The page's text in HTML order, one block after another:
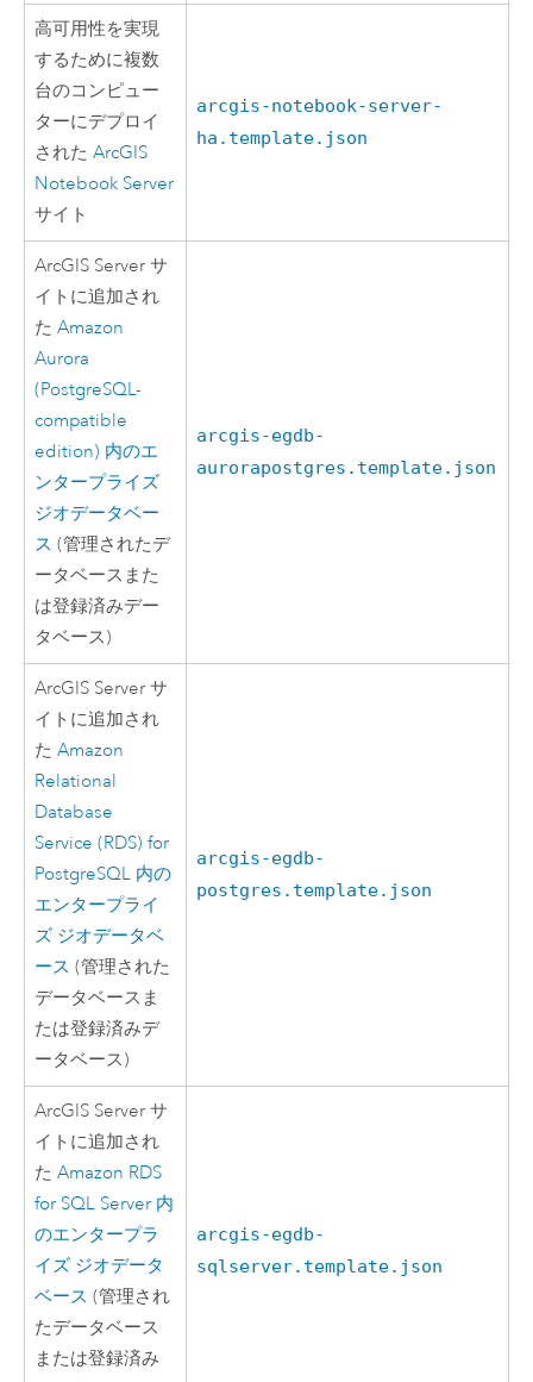
高可用性を実現
するために複数
台のコンピュー
ターにデプロイ
されたArcGIS
Notebook Server
サイト
arcgis-notebook-server-
ha.template.json
ArcGIS Server サ
イトに追加され
たAmazon
Aurora
(PostgreSQL-
compatible
edition) 内のエ
ンタープライズ
ジオデータベー
ス (管理されたデ
ータベースまた
は登録済みデー
タベース)
arcgis-egdb-
aurorapostgres.template.json
ArcGIS Server サ
イトに追加され
たAmazon
Relational
Database
Service (RDS) for
PostgreSQL 内の
エンタープライ
ズ ジオデータベ
ース (管理された
データベースま
たは登録済みデ
ータベース)
arcgis-egdb-
postgres.template.json
ArcGIS Server サ
イトに追加され
たAmazon RDS
for SQL Server 内
のエンタープラ
イズ ジオデータ
ベース (管理され
たデータベース
または登録済み
arcgis-egdb-
sqlserver.template.json